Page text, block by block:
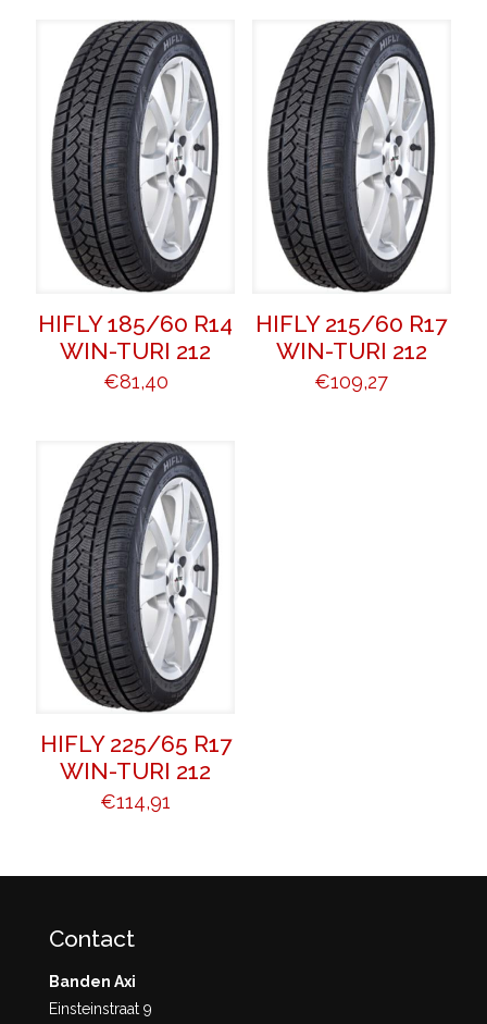
HIFLY 185/60 R14
WIN-TURI 212
€81,40
HIFLY 215/60 R17
WIN-TURI 212
€109,27
HIFLY 225/65 R17
WIN-TURI 212
€114,91
Contact
Banden Axi
Einsteinstraat 9